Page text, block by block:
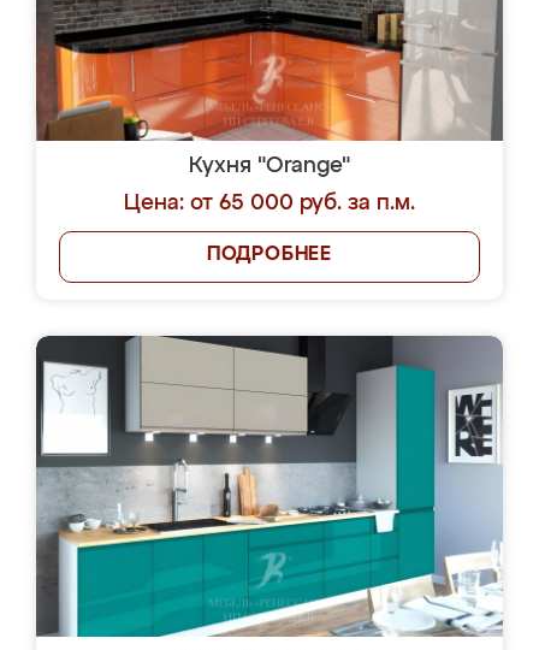
Кухня "Orange"
Цена: от 65 000 руб. за п.м.
ПОДРОБНЕЕ